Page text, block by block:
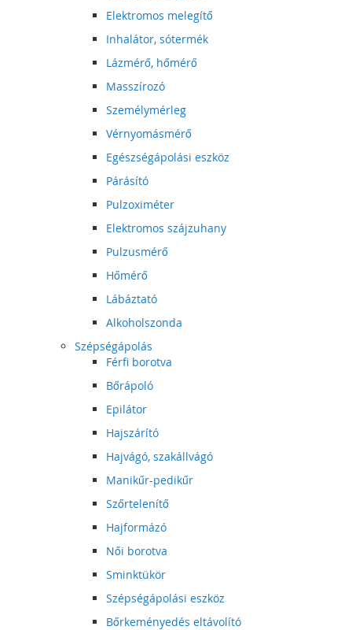
Elektromos melegítő
Inhalátor, sótermék
Lázmérő, hőmérő
Masszírozó
Személymérleg
Vérnyomásmérő
Egészségápolási eszköz
Párásító
Pulzoximéter
Elektromos szájzuhany
Pulzusmérő
Hőmérő
Lábáztató
Alkoholszonda
Szépségápolás
Férfi borotva
Bőrápoló
Epilátor
Hajszárító
Hajvágó, szakállvágó
Manikűr-pedikűr
Szőrtelenítő
Hajformázó
Női borotva
Sminktükör
Szépségápolási eszköz
Bőrkeményedés eltávolító